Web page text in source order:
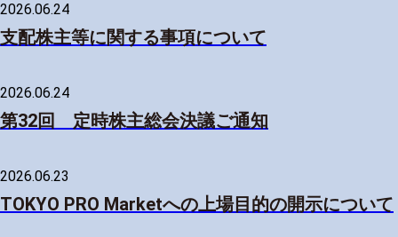
2026.06.24
支配株主等に関する事項について
2026.06.24
第32回 定時株主総会決議ご通知
2026.06.23
TOKYO PRO Marketへの上場目的の開示について